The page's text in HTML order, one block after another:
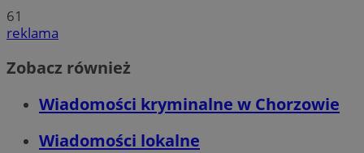
61
reklama
Zobacz również
Wiadomości kryminalne w Chorzowie
Wiadomości lokalne